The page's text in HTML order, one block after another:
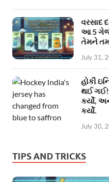
વરસાદ
આ 5
તેમને
July 31,
હોકી
થઈ ગઈ!
કર્યો,
કર્યો.
July 30,
TIPS AND TRICKS